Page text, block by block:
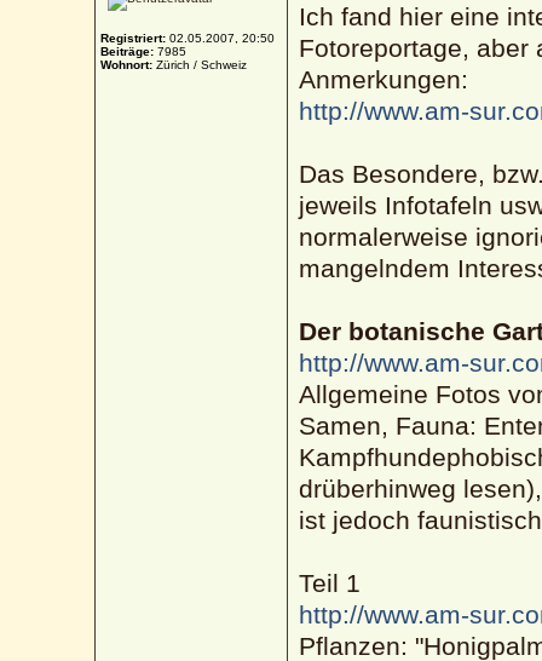
Registriert: 02.05.2007, 20:50
Beiträge: 7985
Wohnort: Zürich / Schweiz
Ich fand hier eine
Fotoreportage, aber
Anmerkungen:
http://www.am-
Das Besondere,
jeweils Infotafeln
normalerweise
mangelndem
Der botanische
http://www.am-
Allgemeine Fotos
Samen, Fauna:
drüberhinweg
ist jedoch
Teil 1
http://www.am-
Pflanzen: